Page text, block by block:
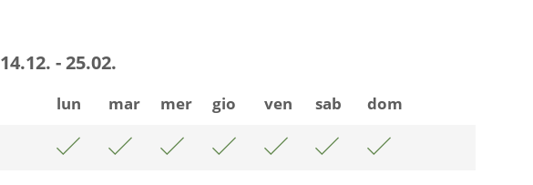
14.12. - 25.02.
lun mar mer gio ven sab
dom